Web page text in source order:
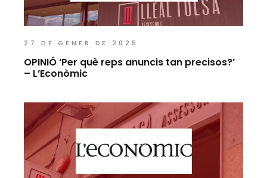
27 DE GENER DE 2025
OPINIÓ ‘Per què reps anuncis tan precisos?’
– L’Econòmic